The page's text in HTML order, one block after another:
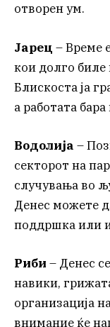
отворен ум.
Јарец – Време
кои долго биле
Блискоста ја
а работата
Водолија –
секторот на
случувања во
Денес можете
поддршка или
Риби – Денес
навики,
организација
внимание ќе